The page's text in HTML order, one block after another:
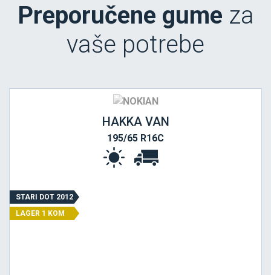
Preporučene gume za
vaše potrebe
HAKKA VAN
195/65 R16C
STARI DOT 2012
LAGER 1 KOM